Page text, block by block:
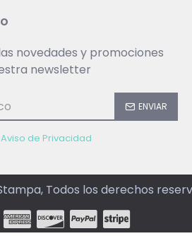
novedades y promociones
newsletter
ENVIAR
Aviso de Privacidad
Todos los derechos